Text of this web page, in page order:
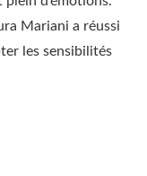
Mariani a réussi
les sensibilités